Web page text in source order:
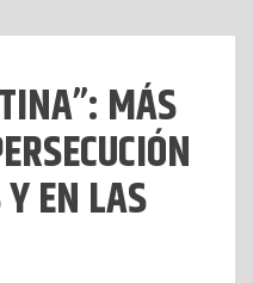
MÁS
EN LAS